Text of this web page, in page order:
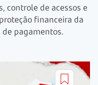
controle de acessos e
financeira da
pagamentos.